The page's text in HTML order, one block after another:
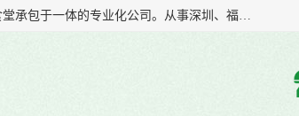
广东食安膳食管理服务有限公司是一家集干货粮油、肉禽蔬菜等食品加工、配送及食堂承包于一体的专业化公司。从事深圳、福永、公明、沙井、松岗等地区的蔬菜配送服务。 专业的服务队伍，以及完善的服务机制，经过多年的努力拼搏，赢得了广大客户的信赖和支持。